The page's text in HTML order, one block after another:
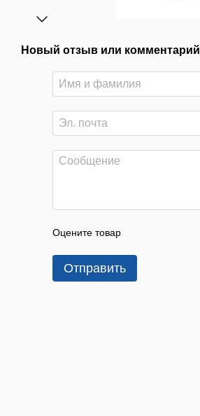
Новый отзыв или комментарий
Оцените товар
Отправить